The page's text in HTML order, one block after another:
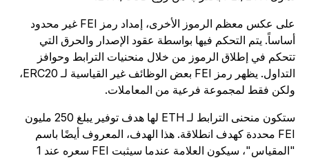
على عكس معظم الرموز الأخرى، إمداد رمز FEI غير محدود
يتم التحكم فيها بواسطة عقود الإصدار والحرق التي
في إطلاق الرموز من خلال منحنيات الترابط وحوافز
التداول. يظهر رمز FEI بعض الوظائف غير القياسية لـ ERC20،
فقط لمجموعة فرعية من المعاملات.
ستكون منحنى الترابط لـ ETH لها هدف توفير يبلغ 250 مليون
FEI محددة كهدف انطلاقة. هذا الهدف، المعروف أيضًا باسم
"المقياس"، سيكون العلامة عندما سيثبت FEI سعره عند 1